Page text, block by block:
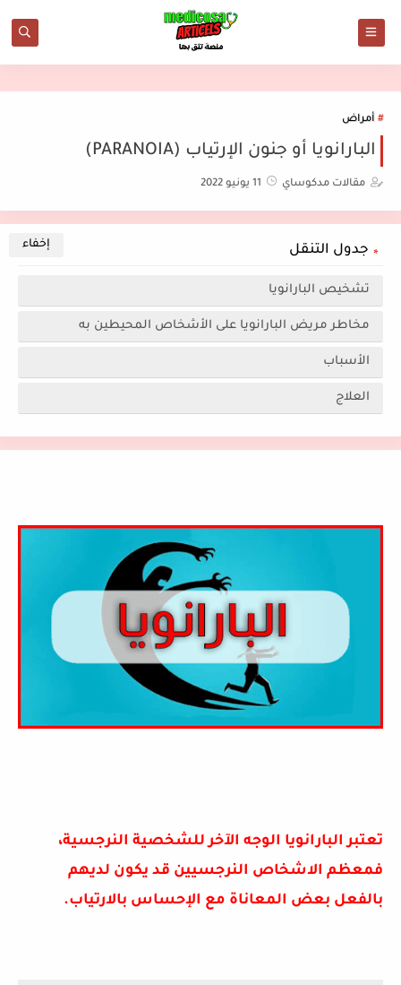
أمراض
البارانويا أو جنون الإرتياب (PARANOIA)
مقالات مدكوساي 11 يونيو 2022
جدول التنقل
تشخيص البارانويا
مخاطر مريض البارانويا على الأشخاص المحيطين به
الأسباب
العلاج
تعتبر البارانويا الوجه الآخر للشخصية النرجسية،
فمعظم الاشخاص النرجسيين قد يكون لديهم
بالفعل بعض المعاناة مع الإحساس بالارتياب.